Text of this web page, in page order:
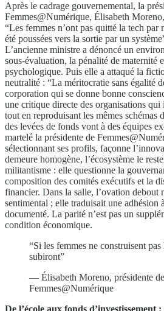
Après le cadrage gouvernemental, la
Femmes@Numérique, Élisabeth Moreno,
“Les femmes n’ont pas quitté la tech par
été poussées vers la sortie par un
L’ancienne ministre a dénoncé un
sous-évaluation, la pénalité de maternité
psychologique. Puis elle a attaqué la
neutralité : “La méritocratie sans égalité
corporation qui se donne bonne
une critique directe des organisations
tout en reproduisant les mêmes schémas
des levées de fonds vont à des équipes
martelé la présidente de
sélectionnant ses profils, façonne
demeure homogène, l’écosystème le
militantisme : elle questionne la
composition des comités exécutifs et la
financier. Dans la salle, l’ovation debout
sentimental ; elle traduisait une adhésion
documenté. La parité n’est pas un
condition économique.
“Si les femmes ne construisent
subiront”
— Élisabeth Moreno, présidente
Femmes@Numérique